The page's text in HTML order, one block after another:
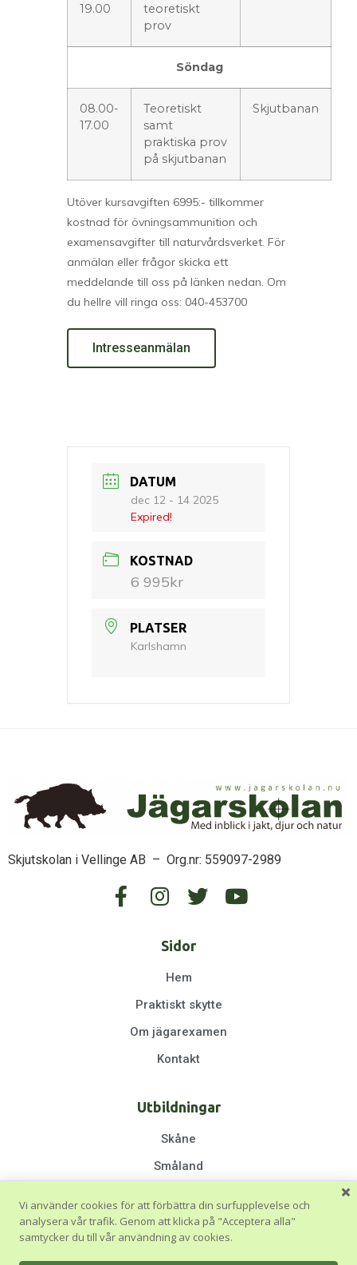
19.00
teoretiskt
prov
Söndag
08.00-
17.00
Teoretiskt
samt
praktiska prov
på skjutbanan
Skjutbanan
Utöver kursavgiften 6995:- tillkommer
kostnad för övningsammunition och
examensavgifter till naturvårdsverket. För
anmälan eller frågor skicka ett
meddelande till oss på länken nedan. Om
du hellre vill ringa oss: 040-453700
Intresseanmälan
DATUM
dec 12 - 14 2025
Expired!
KOSTNAD
6 995kr
PLATSER
Karlshamn
Skjutskolan i Vellinge AB – Org.nr: 559097-2989
Sidor
Hem
Praktiskt skytte
Om jägarexamen
Kontakt
Utbildningar
Skåne
Småland
Göteborg & Västra Götaland
Stockholm
Vi använder cookies för att förbättra din surfupplevelse och
analysera vår trafik. Genom att klicka på "Acceptera alla"
samtycker du till vår användning av cookies.